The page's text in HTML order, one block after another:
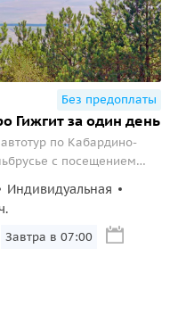
Без предоплаты
Гижгит за один день
по Кабардино-
с посещением
Индивидуальная
Завтра в 07:00